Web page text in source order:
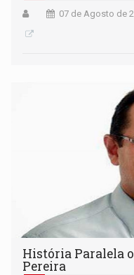
07 de Agosto de
História Paralela
Pereira